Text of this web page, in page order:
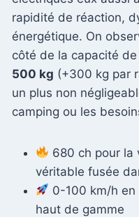
rapidité de réaction,
énergétique. On
côté de la capacité
500 kg (+300 kg par
un plus non
camping ou les
680 ch pour la
véritable fusée
0-100 km/h en
haut de gamme